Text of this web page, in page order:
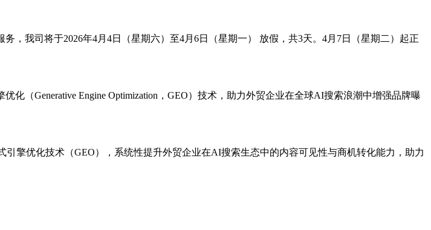
，我司将于2026年4月4日（星期六）至4月6日（星期一） 放假，共3天。4月7日（星期二）起正
（Generative Engine Optimization，GEO）技术，助力外贸企业在全球AI搜索浪潮中增强品牌曝
擎优化技术（GEO），系统性提升外贸企业在AI搜索生态中的内容可见性与商机转化能力，助力